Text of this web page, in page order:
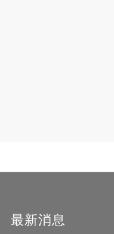
最新消息